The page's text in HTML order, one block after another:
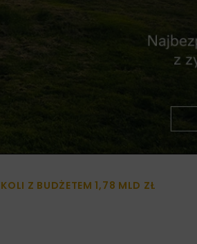
Z BUDŻETEM 1,78 MLD ZŁ